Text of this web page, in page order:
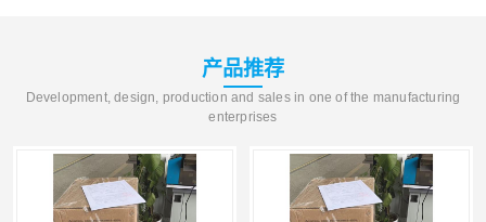
产品推荐
Development, design, production and sales in one of the manufacturing
enterprises